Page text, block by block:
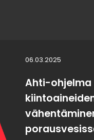
06.03.2025
Ahti-ohjelma